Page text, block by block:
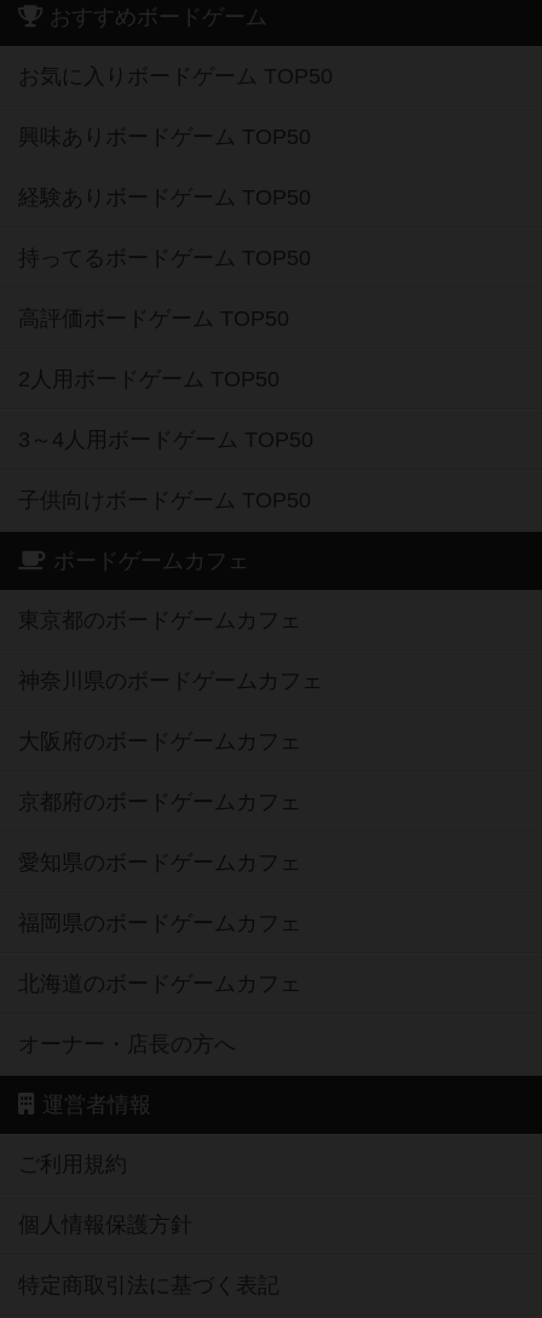
おすすめボードゲーム
お気に入りボードゲーム TOP50
興味ありボードゲーム TOP50
経験ありボードゲーム TOP50
持ってるボードゲーム TOP50
高評価ボードゲーム TOP50
2人用ボードゲーム TOP50
3～4人用ボードゲーム TOP50
子供向けボードゲーム TOP50
ボードゲームカフェ
東京都のボードゲームカフェ
神奈川県のボードゲームカフェ
大阪府のボードゲームカフェ
京都府のボードゲームカフェ
愛知県のボードゲームカフェ
福岡県のボードゲームカフェ
北海道のボードゲームカフェ
オーナー・店長の方へ
運営者情報
ご利用規約
個人情報保護方針
特定商取引法に基づく表記